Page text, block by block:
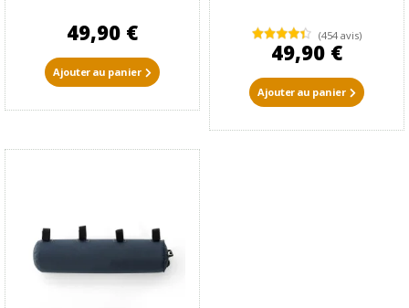
49,90 €
Ajouter au panier
(454 avis)
49,90 €
Ajouter au panier